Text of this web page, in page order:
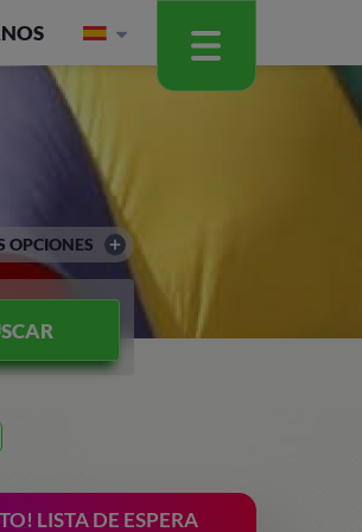
OPCIONES
LISTA DE ESPERA